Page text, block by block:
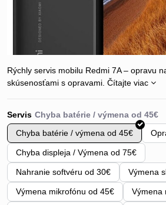
Rýchly servis mobilu Redmi 7A – opravu
skúsenosťami s opravami. Čítajte viac
Servis
Chyba batérie / výmena od 45€
Chyba displeja / Výmena od 75€
Nahranie softvéru od 30€ Výmena
Výmena mikrofónu od 45€ Výmena